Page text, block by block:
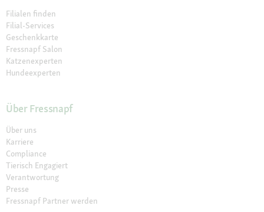
Filialen finden
Filial-Services
Geschenkkarte
Fressnapf Salon
Katzenexperten
Hundeexperten
Über Fressnapf
Über uns
Karriere
Compliance
Tierisch Engagiert
Verantwortung
Presse
Fressnapf Partner werden